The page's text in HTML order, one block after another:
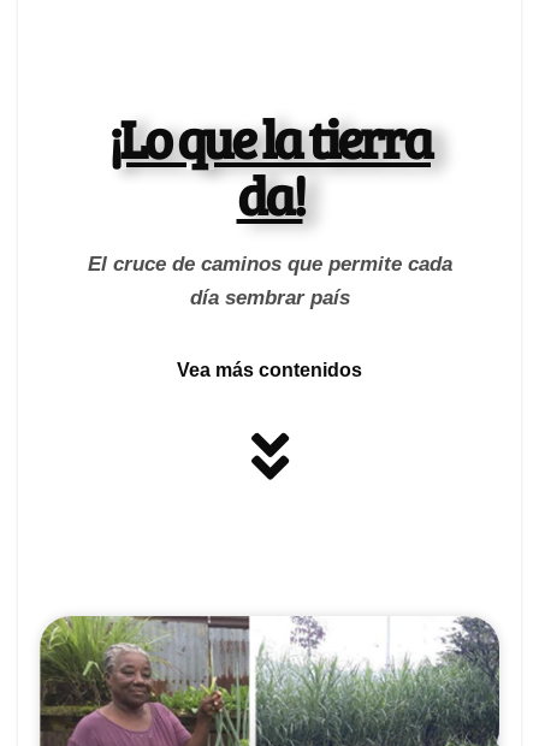
¡Lo que la tierra
da!
El cruce de caminos que permite cada
día sembrar país
Vea más contenidos